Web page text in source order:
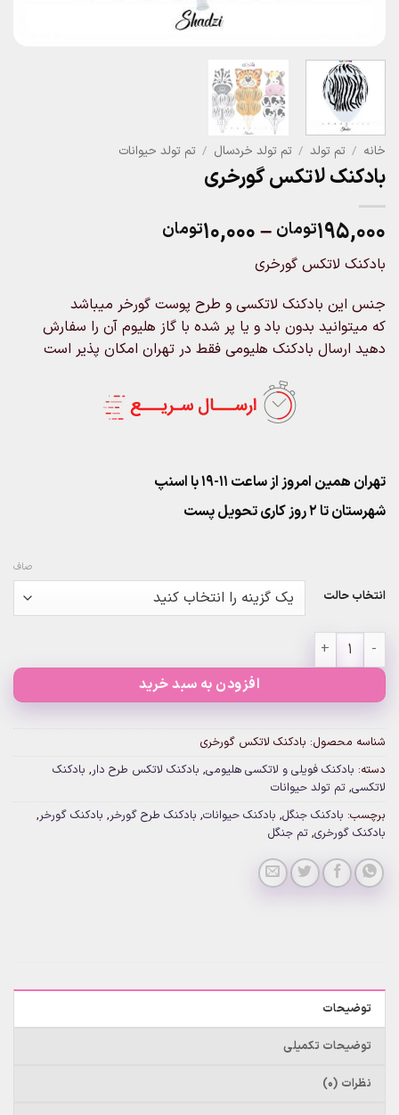
خانه / تم تولد / تم تولد خردسال / تم تولد حیوانات
بادکنک لاتکس گورخری
۱۹۵,۰۰۰تومان –۱۰,۰۰۰تومان
through
۱۹۵,۰۰۰تومان
بادکنک لاتکس گورخری
جنس این بادکنک لاتکسی و طرح پوست گورخر میباشد
که میتوانید بدون باد و یا پر شده با گاز هلیوم آن را سفارش
دهید ارسال بادکنک هلیومی فقط در تهران امکان پذیر است
تهران همین امروز از ساعت ۱۱-۱۹ با اسنپ
شهرستان تا 2 روز کاری تحویل پست
انتخاب حالت
صاف
بادکنک لاتکس گورخری عدد
افزودن به سبد خرید
شناسه محصول: بادکنک لاتکس گورخری
دسته: بادکنک فویلی و لاتکسی هلیومی, بادکنک لاتکس طرح دار, بادکنک
لاتکسی, تم تولد حیوانات
برچسب: بادکنک جنگل, بادکنک حیوانات, بادکنک طرح گورخر, بادکنک گورخر,
بادکنک گورخری, تم جنگل
توضیحات
توضیحات تکمیلی
نظرات (0)